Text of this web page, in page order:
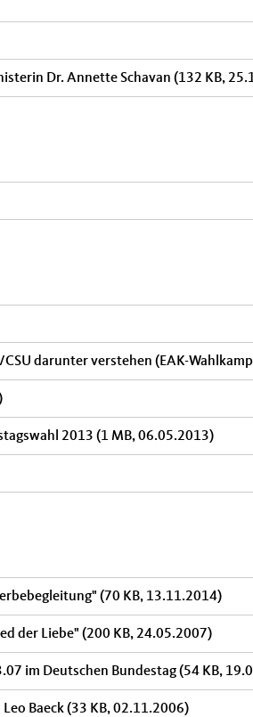
Dr. Annette Schavan (132 KB,
darunter verstehen (EAK-
2013 (1 MB, 06.05.2013)
(70 KB, 13.11.2014)
der Liebe" (200 KB, 24.05.2007)
im Deutschen Bundestag(54 KB,
Baeck(33 KB, 02.11.2006)